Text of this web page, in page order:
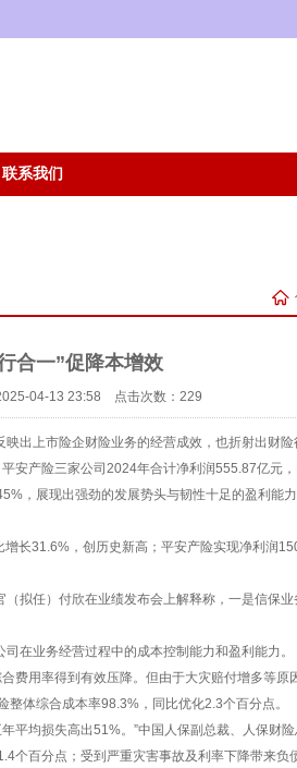
联系我们
合一”促降本增效
04-13 23:58 点击次数：229
出上市险企财险业务的经营成效，也折射出财险
安产险三家公司2024年合计净利润555.87亿元
，展现出强劲的发展势头与韧性十足的盈利能力
长31.6%，创历史新高；平安产险实现净利润
拟任）付欣在业绩发布会上解释称，一是信保
在业务经营过程中的成本控制能力和盈利能力。
费用率得到有效压降。但由于大灾赔付增多等
体综合成本率98.3%，同比优化2.3个百分点。
平均损失高出51%。”中国人保副总裁、人保财险
个百分点；受到严重灾害事故及利率下降带来负